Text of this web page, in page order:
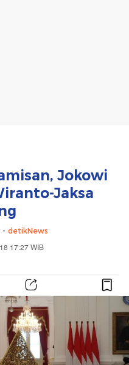
Jokowi
Jaksa
- detikNews
17:27 WIB